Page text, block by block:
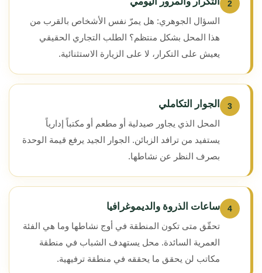
2
السؤال الجوهري: هل يمرّ نفس الأشخاص بالقرب من
هذا المحل بشكل منتظم؟ الطلب التجاري الحقيقي
يعيش على التكرار، لا على الزيارة الاستثنائية.
3 الجوار التكاملي
المحل الذي يجاور صيدلية أو مطعم أو مكتباً إدارياً
يستفيد من ترافد الزبائن. الجوار الجيد يرفع قيمة الوحدة
بصرف النظر عن نشاطها.
4 ساعات الذروة والديموغرافيا
تحقّق متى تكون المنطقة في أوج نشاطها وما هي الفئة
العمرية السائدة. محل يستهدف الشباب في منطقة
مكاتب لن يحقق ما يحققه في منطقة ترفيهية.